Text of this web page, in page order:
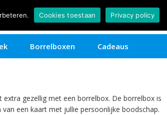
Contact
Borrelboxen Cadeaus
gezellig met een borrelbox. De borrelbox is
een kaart met jullie persoonlijke boodschap.
Cookies toestaan Privacy policy